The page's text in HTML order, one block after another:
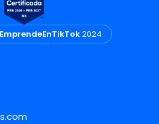
2024